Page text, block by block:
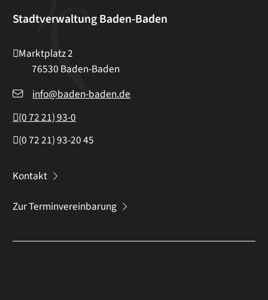
Stadtverwaltung Baden-Baden
Marktplatz 2
76530 Baden-Baden
info@baden-baden.de
(07221) 93-0
(07221) 93-2045
Kontakt
Zur Terminvereinbarung